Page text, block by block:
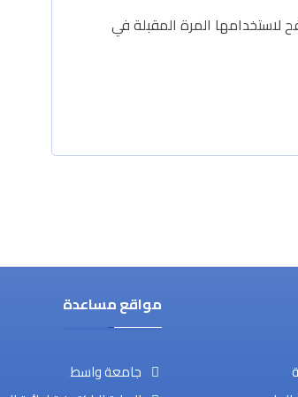
لاستخدامها المرة المقبلة في
مواقع مساعدة
جامعة واسط